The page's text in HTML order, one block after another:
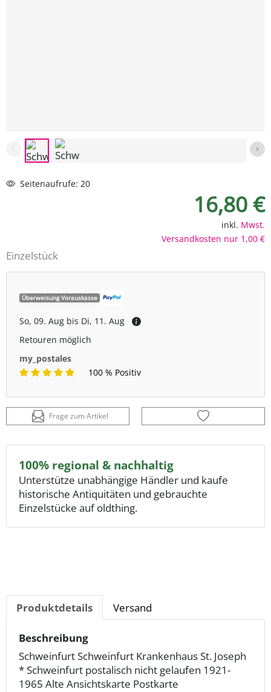
Seitenaufrufe: 20
16,80 €
inkl. Mwst.
Versandkosten nur 1,00 €
Einzelstück
Überweisung Vorauskasse
So, 09. Aug bis Di, 11. Aug
Retouren möglich
my_postales
100 % Positiv
Frage zum Artikel
100% regional & nachhaltig
Unterstütze unabhängige Händler und kaufe
historische Antiquitäten und gebrauchte
Einzelstücke auf oldthing.
Produktdetails Versand
Beschreibung
Schweinfurt Schweinfurt Krankenhaus St. Joseph
* Schweinfurt postalisch nicht gelaufen 1921-
1965 Alte Ansichtskarte Postkarte